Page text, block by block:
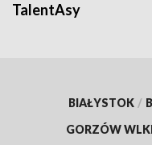
TalentAsy
BIAŁYSTOK /
GORZÓW